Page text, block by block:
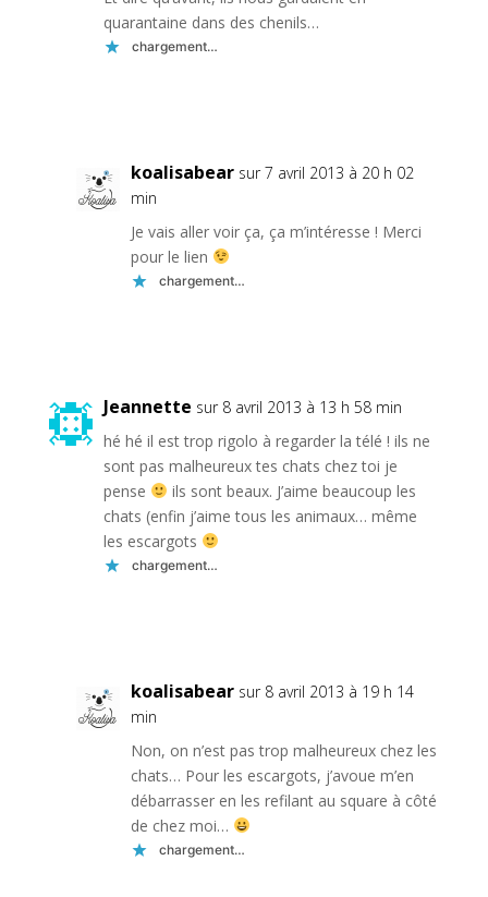
quarantaine dans des chenils…
chargement…
koalisabear sur 7 avril 2013 à 20 h 02
min
Je vais aller voir ça, ça m’intéresse ! Merci
pour le lien
chargement…
Jeannette sur 8 avril 2013 à 13 h 58 min
hé hé il est trop rigolo à regarder la télé ! ils ne
sont pas malheureux tes chats chez toi je
pense
ils sont beaux. J’aime beaucoup les
chats (enfin j’aime tous les animaux… même
les escargots
chargement…
koalisabear sur 8 avril 2013 à 19 h 14
min
Non, on n’est pas trop malheureux chez les
chats… Pour les escargots, j’avoue m’en
débarrasser en les refilant au square à côté
de chez moi…
chargement…